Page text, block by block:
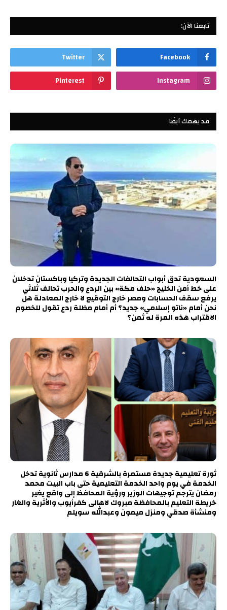
تابعنا الآن:
Facebook
Twitter
Instagram
Pinterest
قد يهمك أيضًا
السعودية تدق أبواب التحالفات الجديدة وتركيا وباكستان تدخلان
على خط أمن الخليج «حلف مكة» بين الردع والحرب تحالف ثلاثي
يرفع سقف الحسابات ومصر خارج التوقيع لا خارج المعادلة هل
نحن أمام «ناتو إسلامي» جديد؟ أم أمام مظلة ردع تقول للخصوم
الاقتراب هذه المرة له ثمن؟
ثورة تعليمية جديدة مستمرة بالشرقية 6 مدارس ثانوية تدخل
الخدمة في يوم واحد الخدمة التعليمية حتى باب البيت محمد
رمضان يترجم توجيهات الوزير ورؤية المحافظ إلى واقع يغير
خريطة التعليم بالمحافظة مبروك لاهالى كفرأيوب والأثرية والغار
ومنشأة صدقي ومنزل ميمون وعبدالله سويلم